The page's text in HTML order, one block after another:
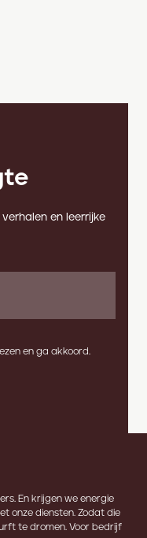
en leerrijke
en ga akkoord.
En krijgen we energie
onze diensten. Zodat die
te dromen. Voor bedrijf